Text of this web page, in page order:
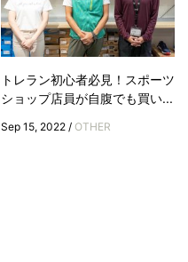
トレラン初心者必見！スポーツ
ショップ店員が自腹でも買い...
Sep 15, 2022 / OTHER